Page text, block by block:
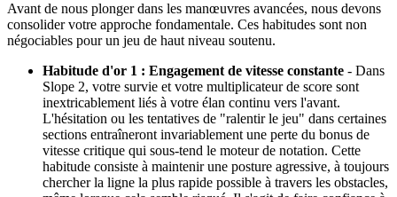
Avant de nous plonger dans les manœuvres avancées, nous devons
consolider votre approche fondamentale. Ces habitudes sont non
négociables pour un jeu de haut niveau soutenu.
Habitude d'or 1 : Engagement de vitesse constante - Dans
Slope 2, votre survie et votre multiplicateur de score sont
inextricablement liés à votre élan continu vers l'avant.
L'hésitation ou les tentatives de "ralentir le jeu" dans certaines
sections entraîneront invariablement une perte du bonus de
vitesse critique qui sous-tend le moteur de notation. Cette
habitude consiste à maintenir une posture agressive, à toujours
chercher la ligne la plus rapide possible à travers les obstacles,